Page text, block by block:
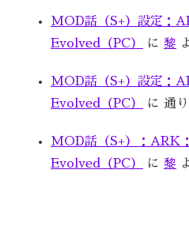
MOD話（S+）設定：
Evolved（PC）
に 黎
MOD話（S+）設定：
Evolved（PC）
に 通
MOD話（S+）：ARK
Evolved（PC）
に 黎